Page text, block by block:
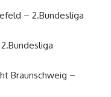
– 2.Bundesliga
Braunschweig –